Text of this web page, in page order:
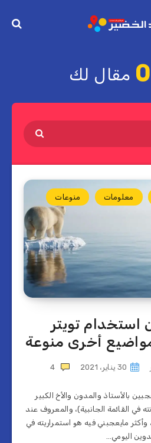
0 مقال لك
معلومات منوعات
استخدام تويتر
أخرى منوعة
30 يناير، 2021 4
بالأستاذ والمدون والأخ الكبير
في القائمة الجانبية)، والمعروف عند
وأكثر مايعجبني فيه هو استمراريته في
اليومي…